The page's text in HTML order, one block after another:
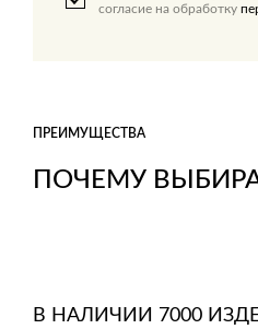
согласие на обработку
ПОЧЕМУ
ПРЕИМУЩЕСТВА
В НАЛИЧИИ 7000